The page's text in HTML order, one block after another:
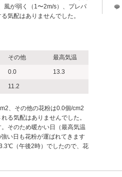
が弱く（1〜2m/s）、プレパ
気配はありませんでした。
その他 最高気温
0.0 13.3
11.2
、その他の花粉は0.0個/cm2
る気配はありませんでした。
そのため暖かい日（最高気温
い日も花粉が運ばれてきます
（午後2時）でしたので、花